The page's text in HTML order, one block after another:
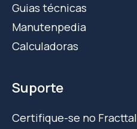
Guias técnicas
Manutenpedia
Calculadoras
Suporte
Certifique-se no Fracttal